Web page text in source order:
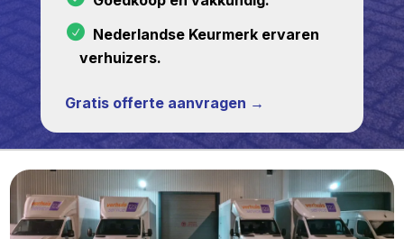
Nederlandse Keurmerk ervaren
verhuizers.
Gratis offerte aanvragen →